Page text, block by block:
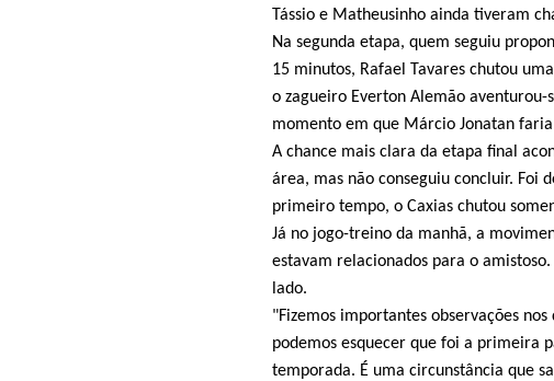
Tássio e Matheusinho ainda tiveram
Na segunda etapa, quem seguiu
15 minutos, Rafael Tavares chutou
o zagueiro Everton Alemão
momento em que Márcio Jonatan
A chance mais clara da etapa final
área, mas não conseguiu concluir. Foi
primeiro tempo, o Caxias chutou
Já no jogo-treino da manhã, a
estavam relacionados para o
lado.
"Fizemos importantes observações
podemos esquecer que foi a primeira
temporada. É uma circunstância que